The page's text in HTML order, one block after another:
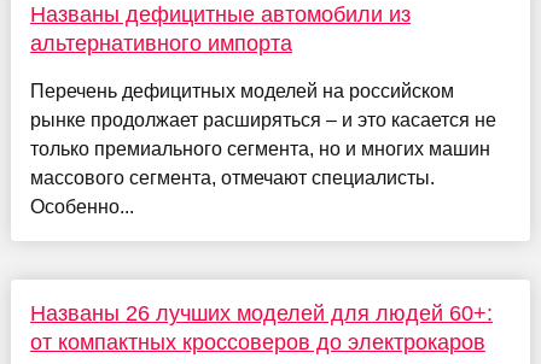
Названы дефицитные автомобили из
альтернативного импорта
Перечень дефицитных моделей на российском
рынке продолжает расширяться – и это касается не
только премиального сегмента, но и многих машин
массового сегмента, отмечают специалисты.
Особенно...
Названы 26 лучших моделей для людей 60+:
от компактных кроссоверов до электрокаров